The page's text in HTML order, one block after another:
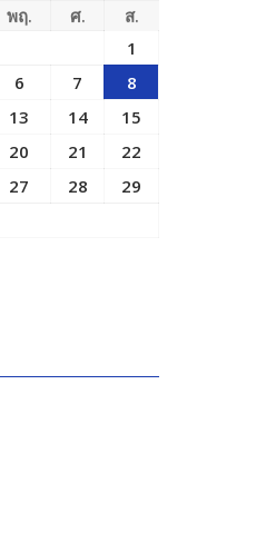
พฤ. ศ.
ส.
1
6 7
8
13 14
15
20 21
22
27 28
29